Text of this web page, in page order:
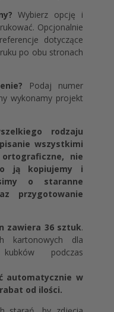
Wybierz opcję i
Opcjonalnie
dotyczące
po obu stronach
Podaj numer
wykonamy projekt
rodzaju
wszystkimi
nie
ją kopiujemy i
o staranne
przygotowanie
zawiera 36 sztuk.
kartonowych dla
podczas
automatycznie w
od ilości.